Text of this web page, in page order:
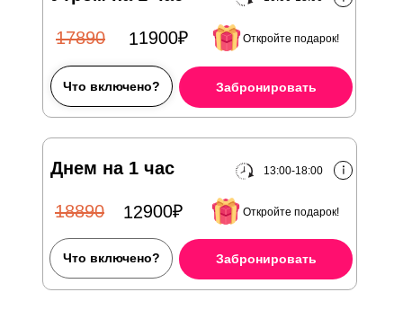
13:00-18:00
Днем на 1 час
Забронировать
Что включено?
18890 12900₽ Откройте подарок!
Забронировать
Что включено?
17890 11900₽ Откройте подарок!